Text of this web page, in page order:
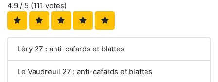
4.9 / 5 (111 votes)
Léry 27 : anti-cafards et blattes
Le Vaudreuil 27 : anti-cafards et blattes